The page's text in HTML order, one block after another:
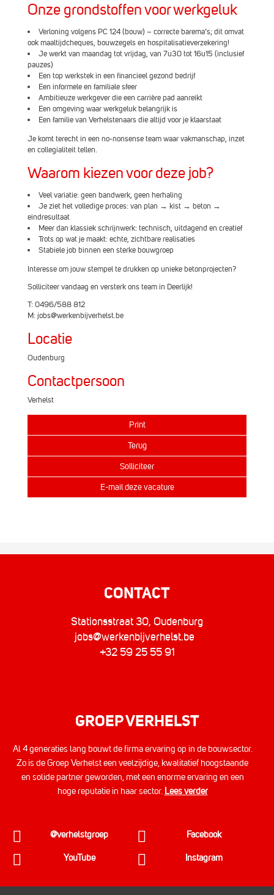
Onze grondstoffen voor werkgeluk
Verloning volgens PC 124 (bouw) – correcte barema’s; dit omvat
ook maaltijdcheques, bouwzegels en hospitalisatieverzekering!
Je werkt van maandag tot vrijdag, van 7u30 tot 16u15 (inclusief
pauzes)
Een top werkstek in een financieel gezond bedrijf
Een informele en familiale sfeer
Ambitieuze werkgever die een carrière pad aanreikt
Een omgeving waar werkgeluk belangrijk is
Een familie van Verhelstenaars die altijd voor je klaarstaat
Je komt terecht in een no-nonsense team waar vakmanschap, inzet
en collegialiteit tellen.
Waarom kiezen voor deze job?
Veel variatie: geen bandwerk, geen herhaling
Je ziet het volledige proces: van plan → kist → beton →
eindresultaat
Meer dan klassiek schrijnwerk: technisch, uitdagend en creatief
Trots op wat je maakt: echte, zichtbare realisaties
Stabiele job binnen een sterke bouwgroep
Interesse om jouw stempel te drukken op unieke betonprojecten?
Solliciteer vandaag en versterk ons team in Deerlijk!
T: 0496/588 812
M: jobs@werkenbijverhelst.be
Locatie
Oudenburg
Contactpersoon
Verhelst
CONTACT
Stationsstraat 30, Oudenburg
jobs@werkenbijverhelst.be
+32 59 25 55 91
GROEP VERHELST
Al 4 generaties lang bouwt de firma ervaring op in de bouwsector.
Zo is de Groep Verhelst een veelzijdige, kwalitatief hoogstaande
en solide partner geworden, met een enorme ervaring en een
hoge reputatie in haar sector. Lees verder
@verhelstgroep Facebook
YouTube Instagram